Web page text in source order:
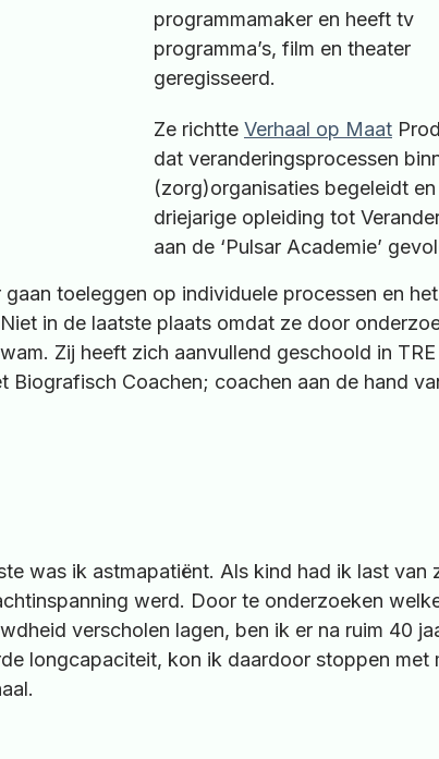
programmamaker en heeft tv
programma’s, film en theater
geregisseerd.
Ze richtte Verhaal op Maat
dat veranderingsprocessen
(zorg)organisaties begeleidt
driejarige opleiding tot
aan de ‘Pulsar Academie’
toeleggen op individuele processen en
in de laatste plaats omdat ze door
Zij heeft zich aanvullend geschoold in
Biografisch Coachen; coachen aan de hand
was ik astmapatiënt. Als kind had ik last van
werd. Door te onderzoeken
verscholen lagen, ben ik er na ruim 40
longcapaciteit, kon ik daardoor stoppen met